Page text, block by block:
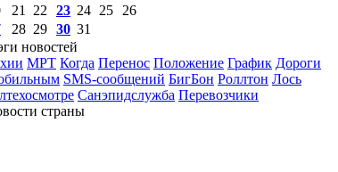
21 22 23 24 25
26
28 29 30 31
новостей
МРТ Когда Перенос Положение График Дороги
SMS-сообщений БигБон Роллтон Лось
Санэпидслужба Перевозчики
страны